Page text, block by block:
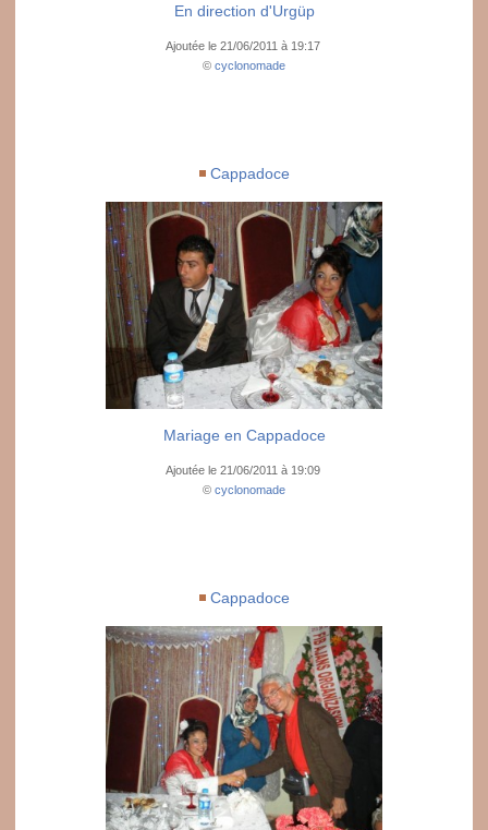
En direction d'Urgüp
Ajoutée le 21/06/2011 à 19:17
© cyclonomade
Cappadoce
Mariage en Cappadoce
Ajoutée le 21/06/2011 à 19:09
© cyclonomade
Cappadoce